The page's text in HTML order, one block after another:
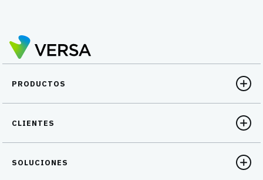
PRODUCTOS
CLIENTES
SOLUCIONES